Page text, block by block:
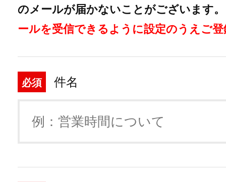
のメールが届かないことがございます。
ールを受信できるように設定のうえご
必須 件名